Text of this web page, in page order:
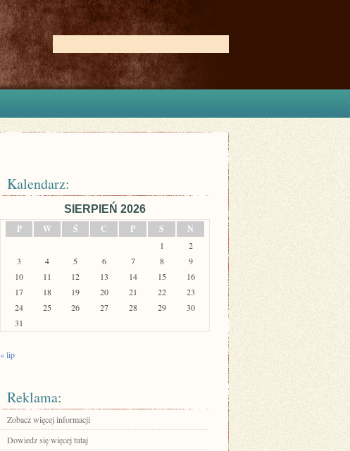
Kalendarz:
SIERPIEŃ 2026
P
W Ś C P S N
1
2
3
4 5 6 7 8
9
10
11 12 13 14 15
16
17
18 19 20 21 22
23
24
25 26 27 28 29
30
31
« lip
Reklama:
Zobacz więcej informacji
Dowiedz się więcej tutaj